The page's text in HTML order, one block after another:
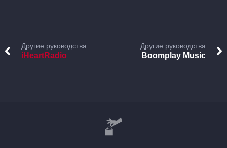
Другие руководства
iHeartRadio
Другие руководства
Boomplay Music